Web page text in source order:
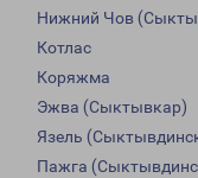
Нижний Чов
Котлас
Коряжма
Эжва (Сыктывкар)
Язель
Пажга